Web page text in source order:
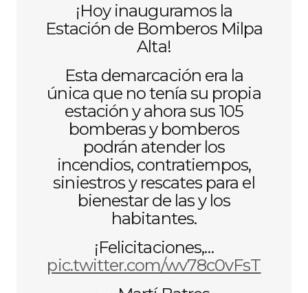
¡Hoy inauguramos la
Estación de Bomberos Milpa
Alta!
Esta demarcación era la
única que no tenía su propia
estación y ahora sus 105
bomberas y bomberos
podrán atender los
incendios, contratiempos,
siniestros y rescates para el
bienestar de las y los
habitantes.
¡Felicitaciones,…
pic.twitter.com/wv78c0vFsT